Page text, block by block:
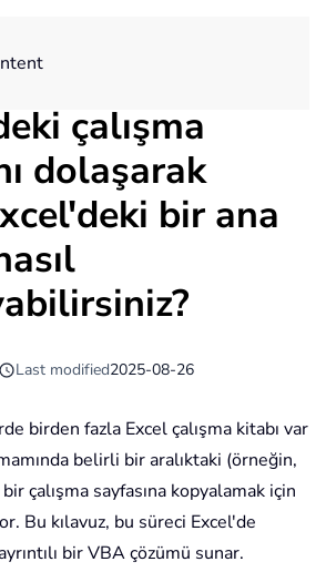
çalışma
dolaşarak
bir ana
Last modified2025-08-26
birden fazla Excel çalışma kitabı var
belirli bir aralıktaki (örneğin,
çalışma sayfasına kopyalamak için
Bu kılavuz, bu süreci Excel'de
bir VBA çözümü sunar.